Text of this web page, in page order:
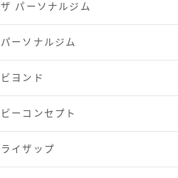
ザ パーソナルジム
パーソナルジム
ビヨンド
ビーコンセプト
ライザップ